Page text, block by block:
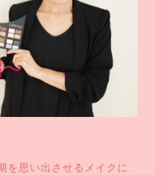
を思い出させるメイクに